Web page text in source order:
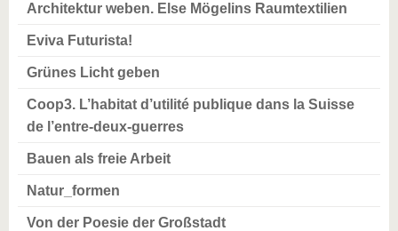
Architektur weben. Else Mögelins Raumtextilien
Eviva Futurista!
Grünes Licht geben
Coop3. L’habitat d’utilité publique dans la Suisse
de l’entre-deux-guerres
Bauen als freie Arbeit
Natur_formen
Von der Poesie der Großstadt